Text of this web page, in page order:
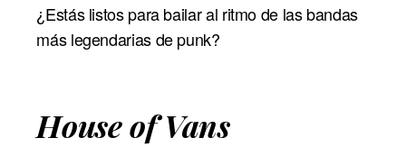
¿Estás listos para bailar al ritmo de las bandas
más legendarias de punk?
House of Vans